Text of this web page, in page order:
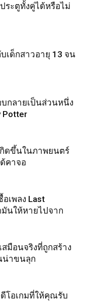
ระตูทั้งคู่ได้หรือไม่
เด็กสาวอายุ 13 จน
บกลายเป็นส่วนหนึ่ง
Potter
ดขึ้นในภาพยนตร์
คาจอ
เพลง Last
มันให้หายไปจาก
สมือนจริงที่ถูกสร้าง
น่าขนลุก
ดีโอเกมที่ให้คุณรับ